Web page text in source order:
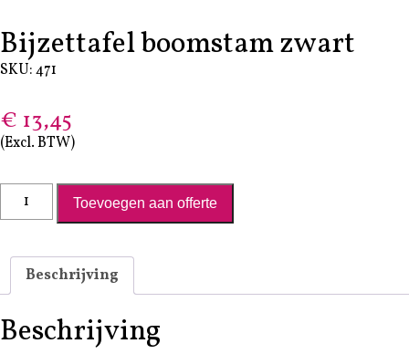
Bijzettafel boomstam zwart
SKU: 471
€ 13,45
(Excl. BTW)
Bijzettafel boomstam zwart aantal
Toevoegen aan offerte
Beschrijving
Beschrijving